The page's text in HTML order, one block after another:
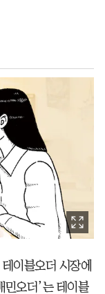
이블오더 시장에
민오더’는 테이블